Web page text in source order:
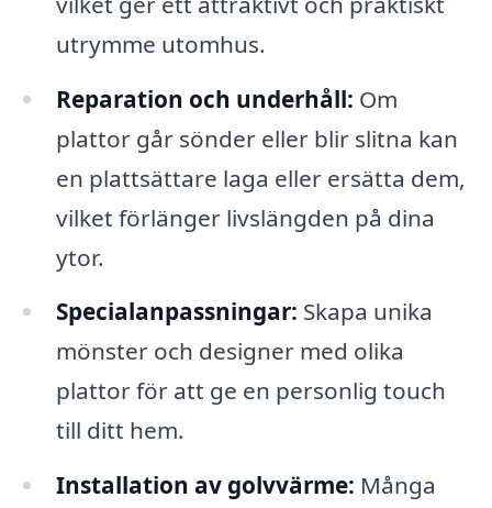
utrymme utomhus.
Reparation och underhåll: Om
plattor går sönder eller blir slitna kan
en plattsättare laga eller ersätta dem,
vilket förlänger livslängden på dina
ytor.
Specialanpassningar: Skapa unika
mönster och designer med olika
plattor för att ge en personlig touch
till ditt hem.
Installation av golvvärme: Många